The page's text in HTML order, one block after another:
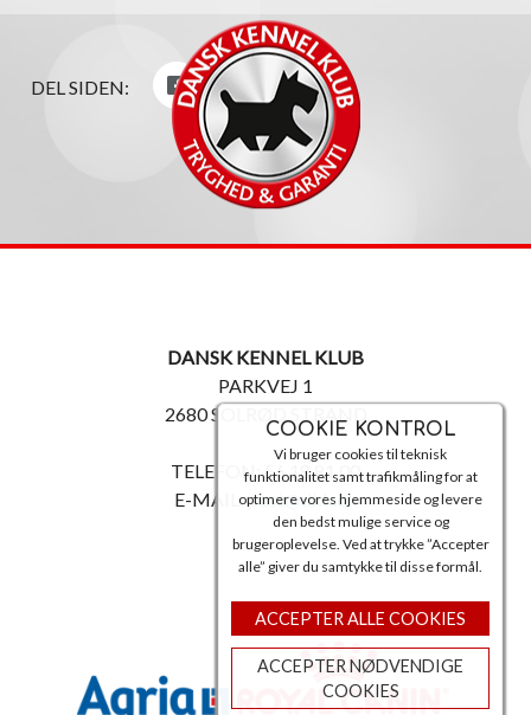
COOKIE KONTROL
Vi bruger cookies til teknisk
funktionalitet samt trafikmåling for at
optimere vores hjemmeside og levere
den bedst mulige service og
brugeroplevelse. Ved at trykke ”Accepter
alle” giver du samtykke til disse formål.
ACCEPTER ALLE COOKIES
ACCEPTER NØDVENDIGE
COOKIES
DEL SIDEN:
DANSK KENNEL KLUB
PARKVEJ 1
2680 SOLRØD STRAND
TELEFON: 56 18 81 00
E-MAIL:post@dkk.dk